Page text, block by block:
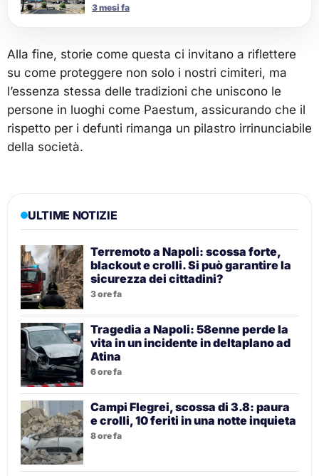
3 mesi fa
Alla fine, storie come questa ci invitano a riflettere
su come proteggere non solo i nostri cimiteri, ma
l’essenza stessa delle tradizioni che uniscono le
persone in luoghi come Paestum, assicurando che il
rispetto per i defunti rimanga un pilastro irrinunciabile
della società.
ULTIME NOTIZIE
Terremoto a Napoli: scossa forte,
blackout e crolli. Si può garantire la
sicurezza dei cittadini?
3 ore fa
Tragedia a Napoli: 58enne perde la
vita in un incidente in deltaplano ad
Atina
6 ore fa
Campi Flegrei, scossa di 3.8: paura
e crolli, 10 feriti in una notte inquieta
8 ore fa